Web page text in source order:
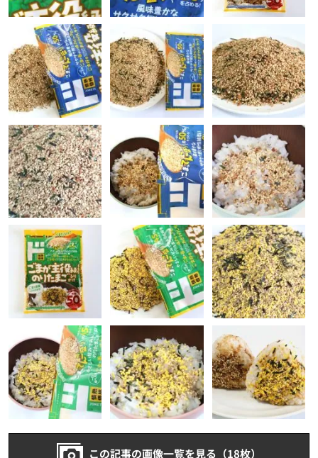
この記事の画像一覧を見る（18枚）